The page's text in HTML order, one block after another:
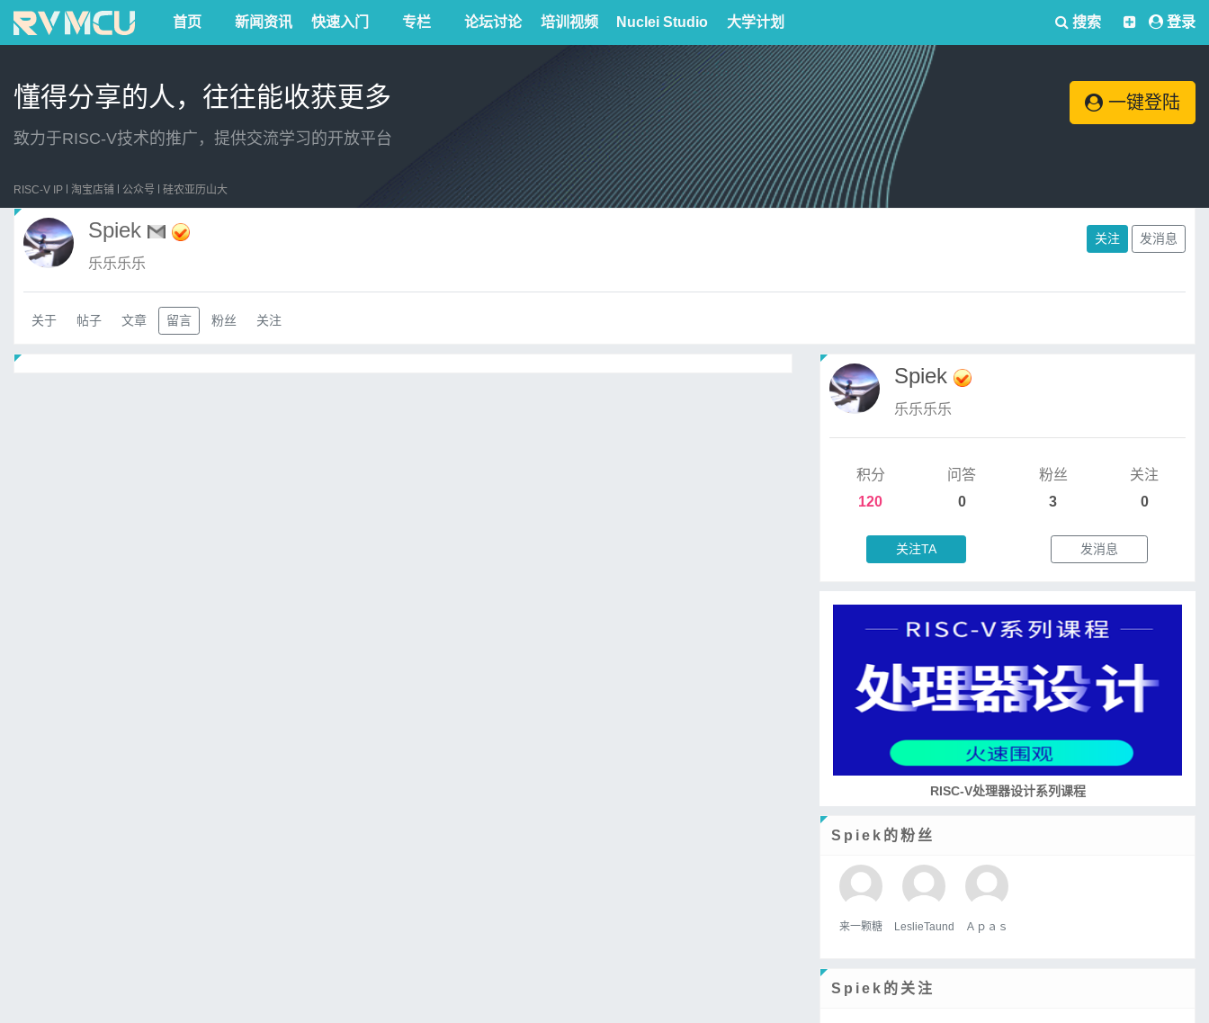
首页 新闻资讯 快速入门 专栏 论坛讨论 培训视频 Nuclei Studio 大学计划 搜索 登录
懂得分享的人，往往能收获更多
致力于RISC-V技术的推广，提供交流学习的开放平台
一键登陆
RISC-V IP 淘宝店铺 公众号 硅农亚历山大
Spiek
乐乐乐乐
关注 发消息
关于 帖子 文章 留言 粉丝 关注
Spiek
乐乐乐乐
积分
120
问答
0
粉丝
3
关注
0
关注TA 发消息
RISC-V处理器设计系列课程
Spiek的粉丝
来一颗糖 LeslieTaund Ａｐａｓ
Spiek的关注